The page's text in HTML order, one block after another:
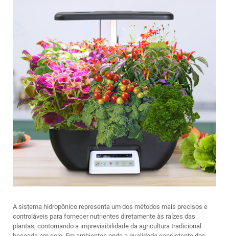
A sistema hidropônico representa um dos métodos mais precisos e
controláveis para fornecer nutrientes diretamente às raízes das
plantas, contornando a imprevisibilidade da agricultura tradicional